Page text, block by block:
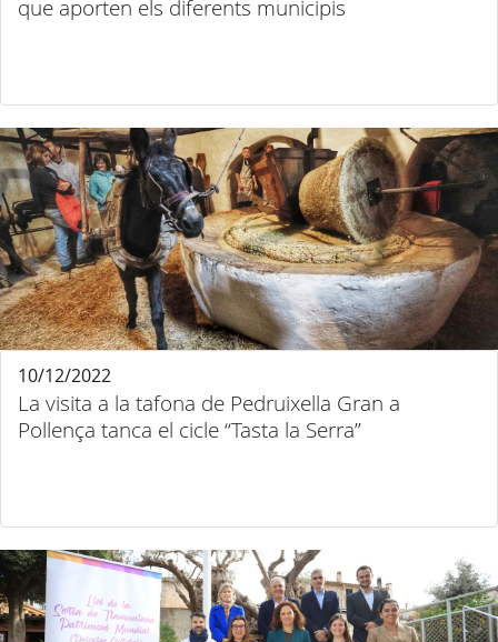
que aporten els diferents municipis
La visita a la tafona de Pedruixella Gran a
Pollença tanca el cicle “Tasta la Serra”
10/12/2022